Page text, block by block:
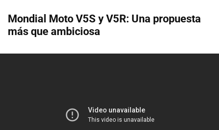
Mondial Moto V5S y V5R: Una propuesta
más que ambiciosa